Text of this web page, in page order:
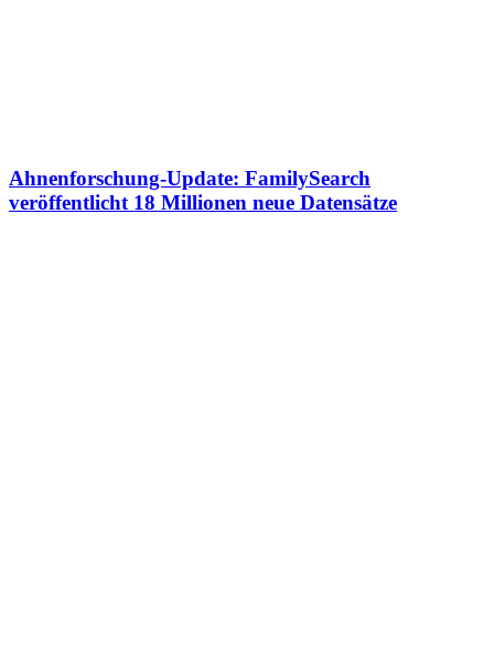
Ahnenforschung-Update: FamilySearch
veröffentlicht 18 Millionen neue Datensätze